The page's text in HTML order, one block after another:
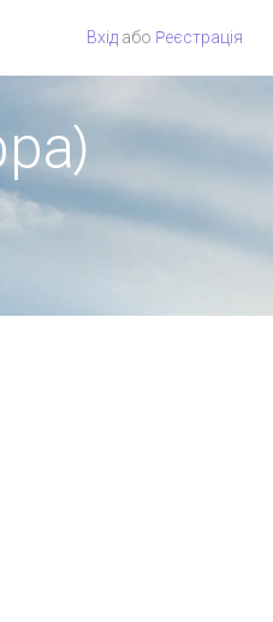
Вхід або Pеєстрація